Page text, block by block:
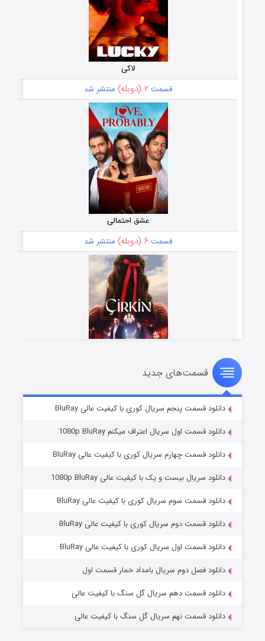
لاکی
قسمت ۲ (دوبله) منتشر شد
عشق احتمالی
قسمت ۶ (دوبله) منتشر شد
سریال زشت
قسمت۵ (زیرنویس) منتشر شد
وستی ها
قسمت۱ (زیرنویس) منتشر شد
قسمت‌های جدید
دانلود قسمت پنجم سریال کوری با کیفیت عالی BluRay
دانلود قسمت اول سریال اعتراف میکنم 1080p BluRay
دانلود قسمت چهارم سریال کوری با کیفیت عالی BluRay
دانلود سریال بیست و یک با کیفیت عالی 1080p BluRay
دانلود قسمت سوم سریال کوری با کیفیت عالی BluRay
دانلود قسمت دوم سریال کوری با کیفیت عالی BluRay
دانلود قسمت اول سریال کوری با کیفیت عالی BluRay
دانلود فصل دوم سریال بامداد خمار قسمت اول
دانلود قسمت دهم سریال گل سنگ با کیفیت عالی
دانلود قسمت نهم سریال گل سنگ با کیفیت عالی